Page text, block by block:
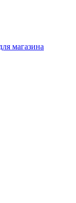
магазина